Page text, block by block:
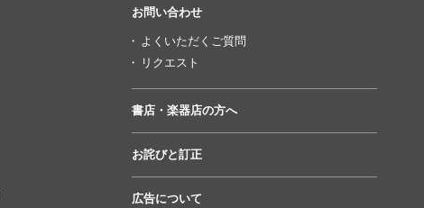
お問い合わせ
よくいただくご質問
リクエスト
書店・楽器店の方へ
お詫びと訂正
広告について